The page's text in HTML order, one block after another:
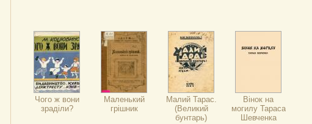
Чого ж вони
зраділи?
Маленький
грішник
Малий Тарас.
(Великий
бунтарь)
Вінок на
могилу Тараса
Шевченка